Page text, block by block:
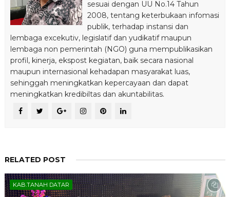
sesuai dengan UU No.14 Tahun
2008, tentang keterbukaan infomasi
publik, terhadap instansi dan
lembaga excekutiv, legislatif dan yudikatif maupun
lembaga non pemerintah (NGO) guna mempublikasikan
profil, kinerja, ekspost kegiatan, baik secara nasional
maupun internasional kehadapan masyarakat luas,
sehinggah meningkatkan kepercayaan dan dapat
meningkatkan kredibiltas dan akuntabilitas.
RELATED POST
KAB.TANAH DATAR